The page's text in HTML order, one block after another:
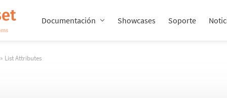
Documentación Showcases Soporte
» List Attributes